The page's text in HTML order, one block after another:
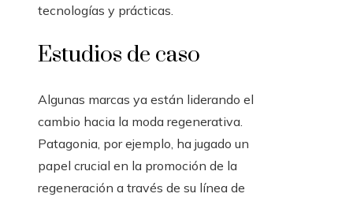
tecnologías y prácticas.
Estudios de caso
Algunas marcas ya están liderando el
cambio hacia la moda regenerativa.
Patagonia, por ejemplo, ha jugado un
papel crucial en la promoción de la
regeneración a través de su línea de